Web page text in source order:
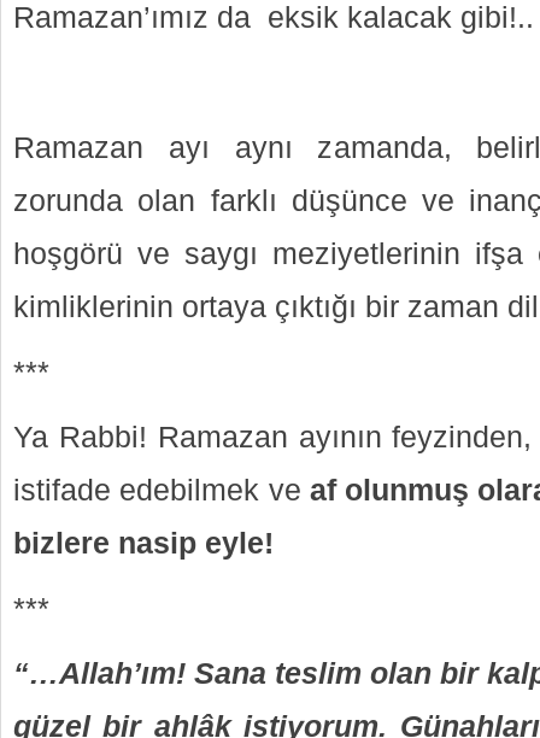
Ramazan’ımız da eksik kalacak gibi!..
Ramazan ayı aynı zamanda,
zorunda olan farklı düşünce ve
hoşgörü ve saygı meziyetlerinin
kimliklerinin ortaya çıktığı bir zaman
***
Ya Rabbi! Ramazan ayının
istifade edebilmek ve af olunmuş
bizlere nasip eyle!
***
“…Allah’ım! Sana teslim olan bir
güzel bir ahlâk istiyorum.